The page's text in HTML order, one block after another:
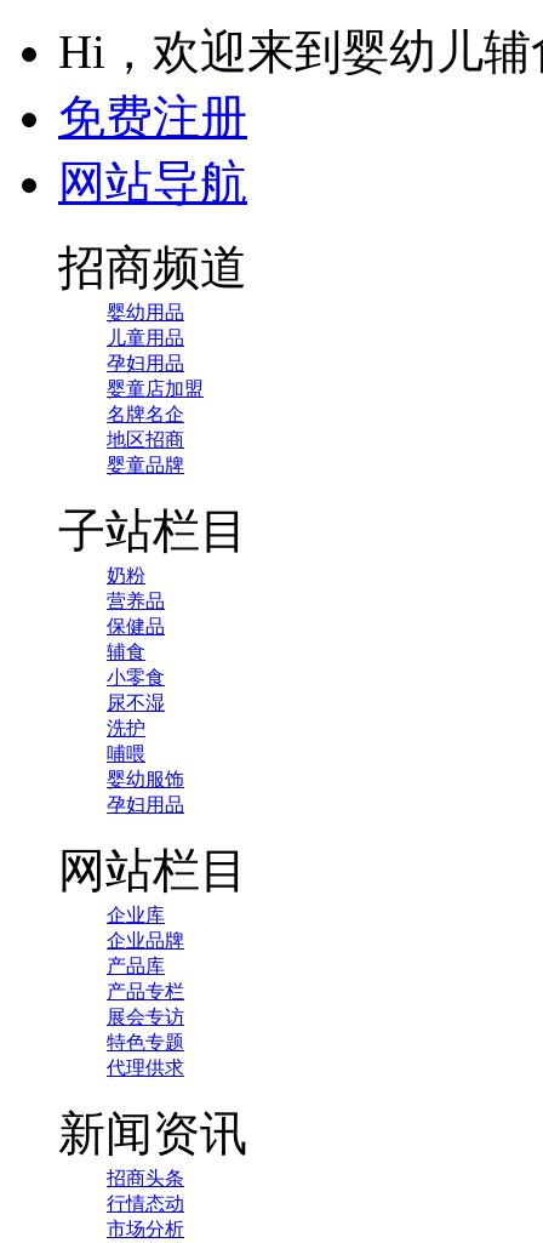
Hi，欢迎来到婴幼儿
免费注册
网站导航
招商频道
婴幼用品
儿童用品
孕妇用品
婴童店加盟
名牌名企
地区招商
婴童品牌
子站栏目
奶粉
营养品
保健品
辅食
小零食
尿不湿
洗护
哺喂
婴幼服饰
孕妇用品
网站栏目
企业库
企业品牌
产品库
产品专栏
展会专访
特色专题
代理供求
新闻资讯
招商头条
行情态动
市场分析